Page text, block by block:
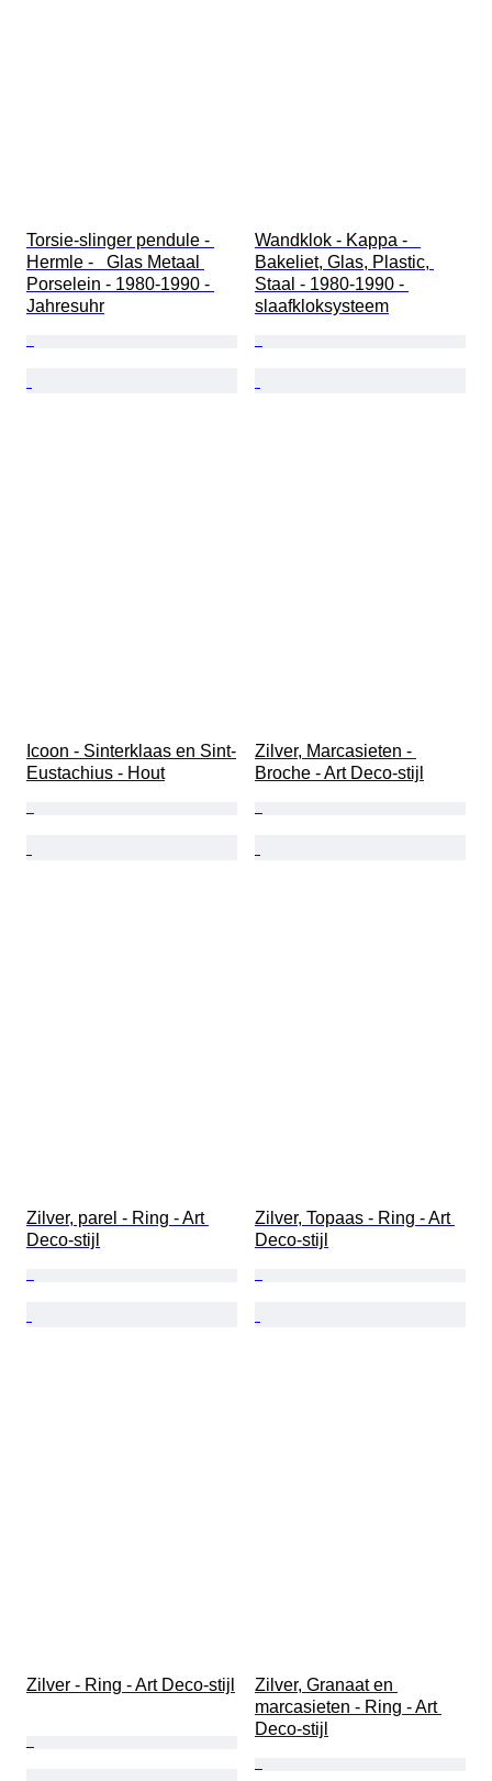
Torsie-slinger pendule -
Hermle -   Glas Metaal
Porselein - 1980-1990 -
Jahresuhr
Wandklok - Kappa -
Bakeliet, Glas, Plastic,
Staal - 1980-1990 -
slaafkloksysteem
Icoon - Sinterklaas en Sint-
Eustachius - Hout
Zilver, Marcasieten -
Broche - Art Deco-stijl
Zilver, parel - Ring - Art
Deco-stijl
Zilver, Topaas - Ring - Art
Deco-stijl
Zilver - Ring - Art Deco-stijl
Zilver, Granaat en
marcasieten - Ring - Art
Deco-stijl